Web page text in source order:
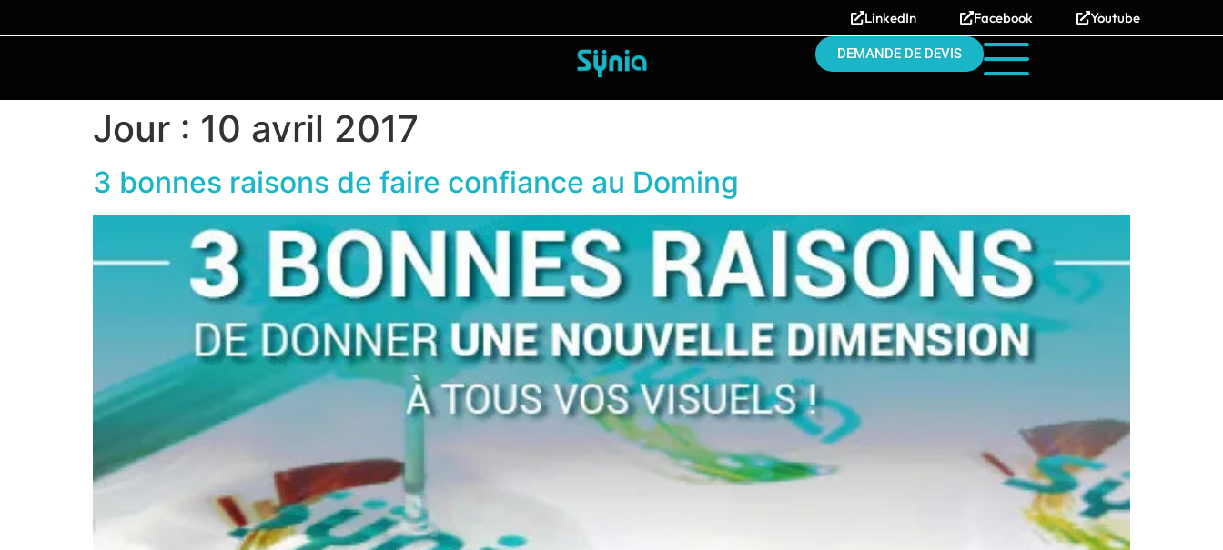
Youtube
Facebook
LinkedIn
DEMANDE DE DEVIS
Jour : 10 avril 2017
3 bonnes raisons de faire confiance au Doming